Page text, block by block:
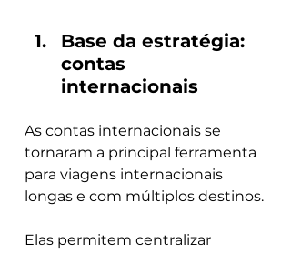
Base da estratégia:
contas
internacionais
As contas internacionais se
tornaram a principal ferramenta
para viagens internacionais
longas e com múltiplos destinos.
Elas permitem centralizar